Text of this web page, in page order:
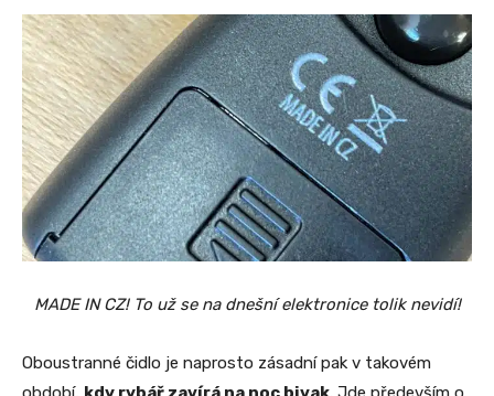
MADE IN CZ! To už se na dnešní elektronice tolik nevidí!
Oboustranné čidlo je naprosto zásadní pak v takovém